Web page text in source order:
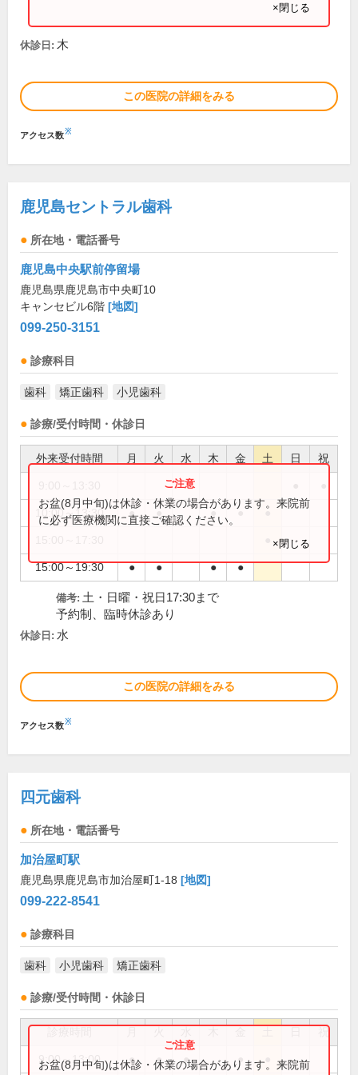
×閉じる
休診日: 木
この医院の詳細をみる
アクセス数※
鹿児島セントラル歯科
所在地・電話番号
鹿児島中央駅前停留場
鹿児島県鹿児島市中央町10
キャンセビル6階 [地図]
099-250-3151
診療科目
歯科 矯正歯科 小児歯科
診療/受付時間・休診日
外来受付時間 月 火 水 木 金 土 日 祝
10:00～13:30 ● ● ● ● ●
15:00～19:30 ● ● ● ●
お盆(8月中旬)は休診・休業の場合があります。来院前
に必ず医療機関に直接ご確認ください。
×閉じる
備考: 土・日曜・祝日17:30まで
予約制、臨時休診あり
休診日: 水
この医院の詳細をみる
アクセス数※
四元歯科
所在地・電話番号
加治屋町駅
鹿児島県鹿児島市加治屋町1-18 [地図]
099-222-8541
診療科目
歯科 小児歯科 矯正歯科
診療/受付時間・休診日
祝
9:00～13:00 ● ● ● ●
お盆(8月中旬)は休診・休業の場合があります。来院前